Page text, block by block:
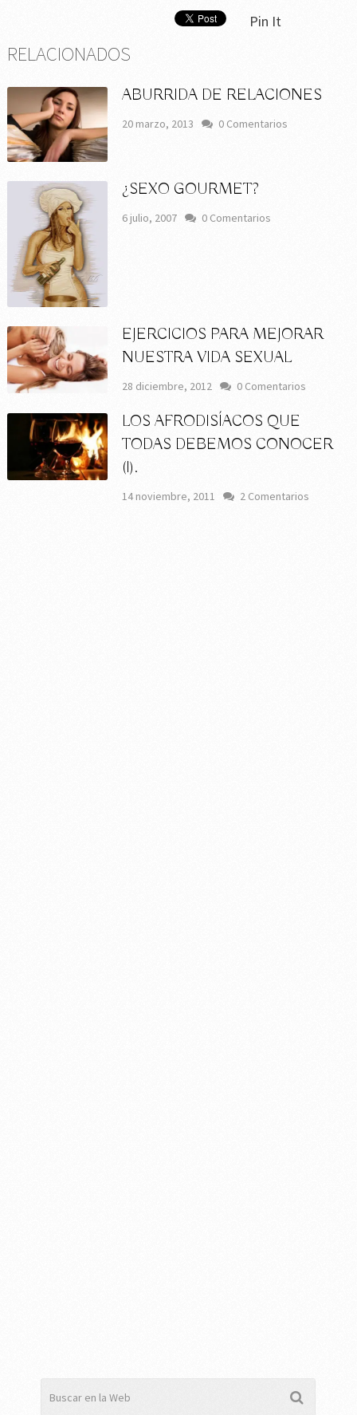
Pin It
RELACIONADOS
ABURRIDA DE RELACIONES
20 marzo, 2013 0 Comentarios
¿SEXO GOURMET?
6 julio, 2007 0 Comentarios
EJERCICIOS PARA MEJORAR
NUESTRA VIDA SEXUAL
28 diciembre, 2012 0 Comentarios
LOS AFRODISÍACOS QUE
TODAS DEBEMOS CONOCER
(I).
14 noviembre, 2011 2 Comentarios